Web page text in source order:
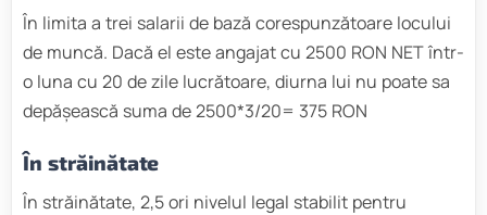
În limita a trei salarii de bază corespunzătoare locului
de muncă. Dacă el este angajat cu 2500 RON NET într-
o luna cu 20 de zile lucrătoare, diurna lui nu poate sa
depășească suma de 2500*3/20= 375 RON
În străinătate
În străinătate, 2,5 ori nivelul legal stabilit pentru